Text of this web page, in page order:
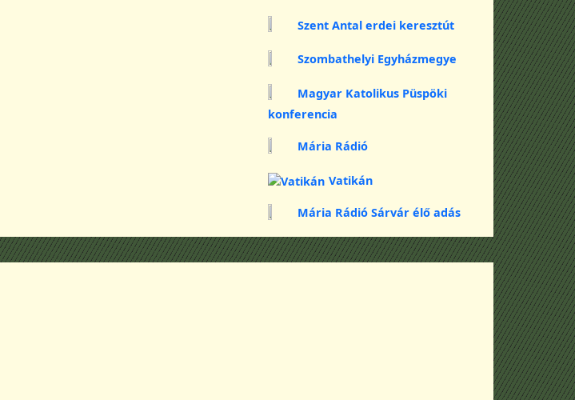
Szent Antal erdei keresztút
Szombathelyi Egyházmegye
Magyar Katolikus Püspöki
konferencia
Mária Rádió
Vatikán
Mária Rádió Sárvár élő adás